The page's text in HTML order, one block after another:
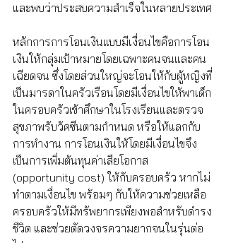
และพบว่าประสบความสำเร็จในหลายประเทศ
หลักการการโอนเงินแบบมีเงื่อนไขคือการโอน
เงินให้กลุ่มเป้าหมายโดยเฉพาะคนจนและคน
เฉียดจน ซึ่งโดยส่วนใหญ่จะโอนให้กับผู้หญิงที่
เป็นมารดาในครัวเรือนโดยมีเงื่อนไขให้พาเด็ก
ในครอบครัวเข้าศึกษาในโรงเรียนและตรวจ
สุขภาพรับวัคซีนตามกำหนด หรือให้แลกกับ
การทำงาน การโอนเงินให้โดยมีเงื่อนไขจึง
เป็นการเพิ่มต้นทุนค่าเสียโอกาส
(opportunity cost) ให้กับครอบครัว หากไม่
ทำตามเงื่อนไข พร้อมๆ กับให้ความช่วยเหลือ
ครอบครัวให้มีทรัพยากรเพียงพอสำหรับดำรง
ชีวิต และช่วยตัดวงจรความยากจนในรุ่นต่อ